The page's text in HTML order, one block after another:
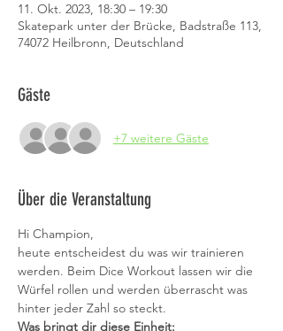
11. Okt. 2023, 18:30 – 19:30
Skatepark unter der Brücke, Badstraße 113,
74072 Heilbronn, Deutschland
Gäste
+7 weitere Gäste
Über die Veranstaltung
Hi Champion,
heute entscheidest du was wir trainieren
werden. Beim Dice Workout lassen wir die
Würfel rollen und werden überrascht was
hinter jeder Zahl so steckt.
Was bringt dir diese Einheit: